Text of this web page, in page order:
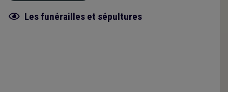
Fiche focus
Les funérailles et sépultures